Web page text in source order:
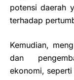
potensi daerah
terhadap
Kemudian,
dan
ekonomi, seperti